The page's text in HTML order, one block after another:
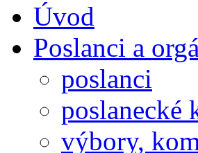
Úvod
Poslanci a
poslanci
poslanecké
výbory,